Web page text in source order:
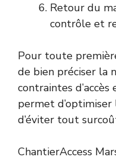
Retour du
contrôle et
Pour toute
de bien préciser la
contraintes
permet
d’éviter tout
ChantierAccess